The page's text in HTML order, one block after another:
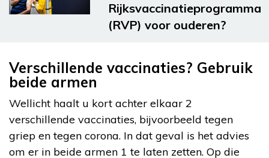
Rijksvaccinatieprogramma
(RVP) voor ouderen?
Verschillende vaccinaties? Gebruik
beide armen
Wellicht haalt u kort achter elkaar 2
verschillende vaccinaties, bijvoorbeeld tegen
griep en tegen corona. In dat geval is het advies
om er in beide armen 1 te laten zetten. Op die